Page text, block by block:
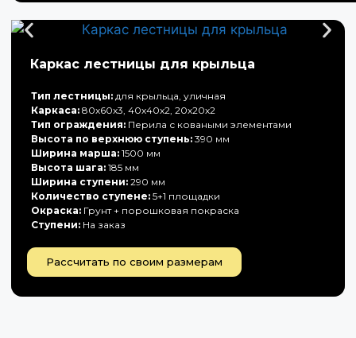
Каркас лестницы для крыльца
Тип лестницы: для крыльца, уличная
Каркаса: 80х60х3, 40х40х2, 20х20х2
Тип ограждения: Перила с коваными элементами
Высота по верхнюю ступень: 390 мм
Ширина марша: 1500 мм
Высота шага: 185 мм
Ширина ступени: 290 мм
Количество ступене: 5+1 площадки
Окраска: Грунт + порошковая покраска
Ступени: На заказ
Рассчитать по своим размерам